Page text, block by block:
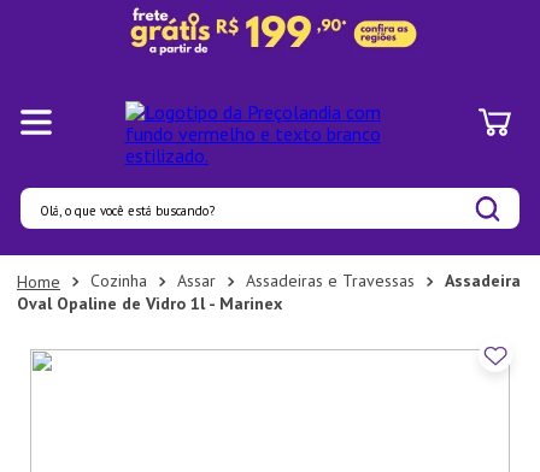
Olá, o que você está buscando?
Cozinha Assar Assadeiras e Travessas
Assadeira
Oval Opaline de Vidro 1l - Marinex
Termos mais buscados
1 º
Pratos
2º
Panelas